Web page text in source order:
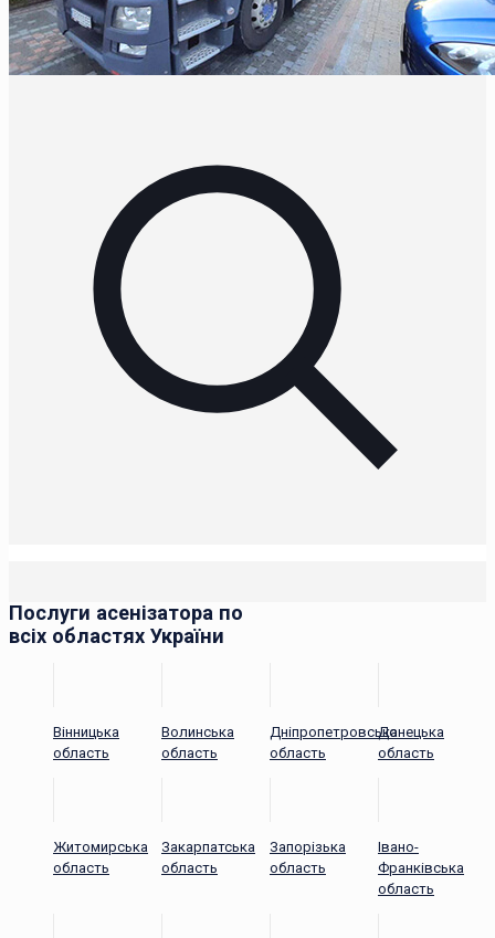
Послуги асенізатора по
всіх областях України
Вінницька
область
Волинська
область
Дніпропетровська
область
Донецька
область
Житомирська
область
Закарпатська
область
Запорізька
область
Івано-
Франківська
область